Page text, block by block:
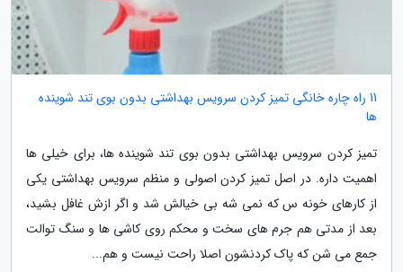
11 راه چاره خانگی تمیز کردن سرویس بهداشتی بدون بوی تند شوینده
ها
تمیز کردن سرویس بهداشتی بدون بوی تند شوینده ها، برای خیلی ها
اهمیت داره. در اصل تمیز کردن اصولی و منظم سرویس بهداشتی یکی
از کارهای خونه س که نمی شه بی خیالش شد و اگر ازش غافل بشید،
بعد از مدتی هم جرم های سخت و محکم روی کاشی ها و سنگ توالت
جمع می شن که پاک کردنشون اصلا راحت نیست و هم...